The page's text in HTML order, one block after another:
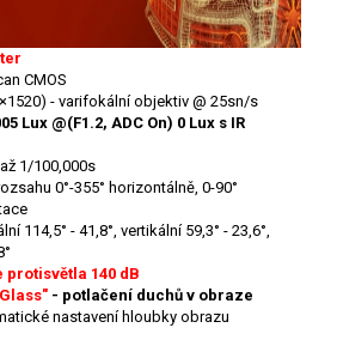
n CMOS
- varifokální objektiv @ 25sn/s
Lux @(F1.2, ADC On) 0 Lux s IR
1/100,000s
0°-355° horizontálně, 0-90°
114,5° - 41,8°, vertikální 59,3° - 23,6°,
protisvětla 140 dB
- potlačení duchů v obraze
nastavení hloubky obrazu